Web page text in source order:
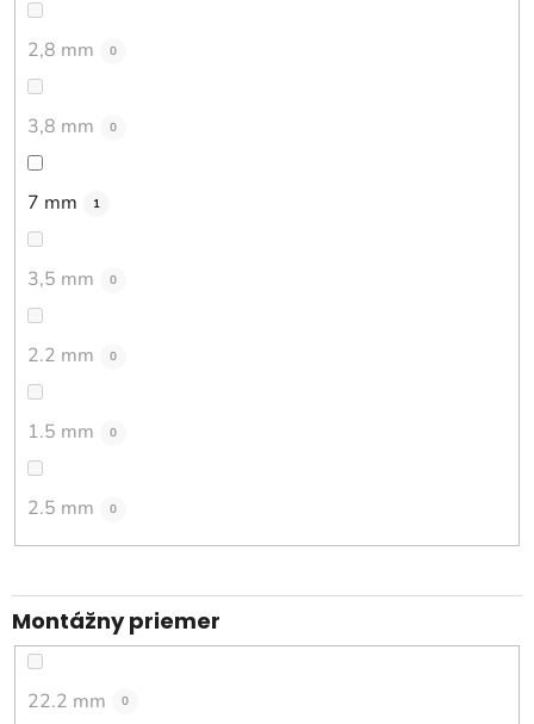
2,8 mm 0
3,8 mm 0
7 mm 1
3,5 mm 0
2.2 mm 0
1.5 mm 0
2.5 mm 0
Montážny priemer
22.2 mm 0